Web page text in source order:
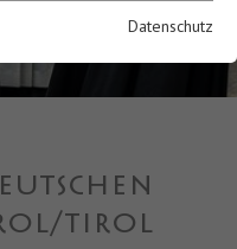
TIROL
Funktionen der
Website zu verbessern,
sammeln und
Datenschutz